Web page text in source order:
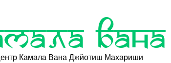
Вана
Камала Вана Джйотиш Махариши